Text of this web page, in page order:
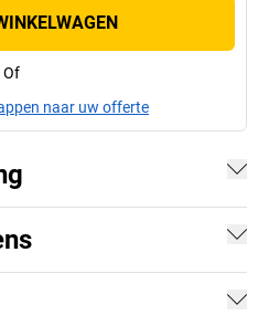
Of
naar uw offerte